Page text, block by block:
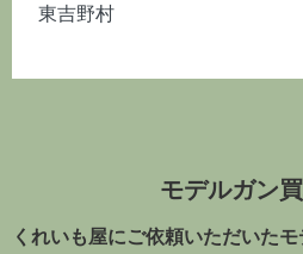
東吉野村
モデルガン
くれいも屋にご依頼いただいた